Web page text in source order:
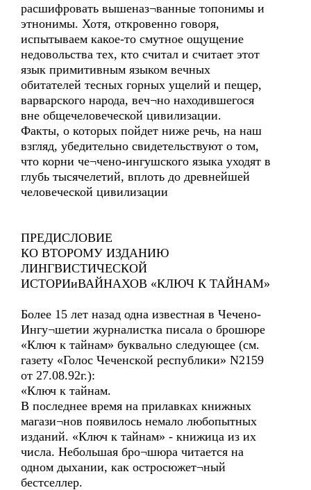
расшифровать вышеназ¬ванные топонимы и
этнонимы. Хотя, откровенно говоря,
испытываем какое-то смутное ощущение
недовольства тех, кто считал и считает этот
язык примитивным языком вечных
обитателей тесных горных ущелий и пещер,
варварского народа, веч¬но находившегося
вне общечеловеческой цивилизации.
Факты, о которых пойдет ниже речь, на наш
взгляд, убедительно свидетельствуют о том,
что корни че¬чено-ингушского языка уходят в
глубь тысячелетий, вплоть до древнейшей
человеческой цивилизации
ПРЕДИСЛОВИЕ
КО ВТОРОМУ ИЗДАНИЮ
ЛИНГВИСТИЧЕСКОЙ
ИСТОРИиВАЙНАХОВ «КЛЮЧ К ТАЙНАМ»
Более 15 лет назад одна известная в Чечено-
Ингу¬шетии журналистка писала о брошюре
«Ключ к тайнам» буквально следующее (см.
газету «Голос Чеченской республики» N2159
от 27.08.92г.):
«Ключ к тайнам.
В последнее время на прилавках книжных
магази¬нов появилось немало любопытных
изданий. «Ключ к тайнам» - книжица из их
числа. Небольшая бро¬шюра читается на
одном дыхании, как остросюжет¬ный
бестселлер.